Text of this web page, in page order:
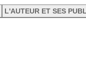
L'AUTEUR ET SES